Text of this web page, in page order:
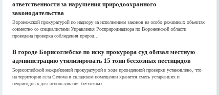
ответственности за нарушения природоохранного
законодательства
Воронежской прокуратурой по надзору за исполнением законов на особо режимных объектах
совместно со специалистами Управления Росприроднадзора по Воронежской области
проведена проверка соблюдения природ...
В городе Борисоглебске по иску прокурора суд обязал местную
администрацию утилизировать 15 тонн бесхозных пестицидов
Борисоглебской межрайонной прокуратурой в ходе проведенной проверки установлено, что
на территории села Селома в складском помещении хранится смесь устаревших и
непригодных для использования бесхозных...